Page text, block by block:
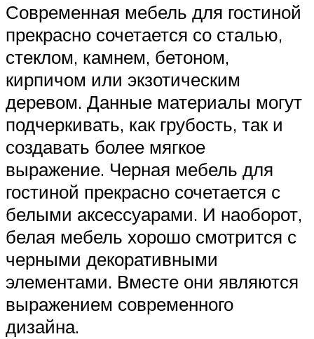
Современная мебель для гостиной
прекрасно сочетается со сталью,
стеклом, камнем, бетоном,
кирпичом или экзотическим
деревом. Данные материалы могут
подчеркивать, как грубость, так и
создавать более мягкое
выражение. Черная мебель для
гостиной прекрасно сочетается с
белыми аксессуарами. И наоборот,
белая мебель хорошо смотрится с
черными декоративными
элементами. Вместе они являются
выражением современного
дизайна.